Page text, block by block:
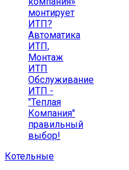
монтирует
ИТП?
Автоматика
ИТП,
Монтаж
ИТП
Обслуживание
ИТП -
"Теплая
Компания"
правильный
выбор!
Котельные